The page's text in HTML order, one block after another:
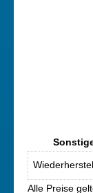
Alle Preise